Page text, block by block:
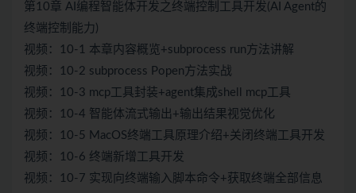
第10章 AI编程智能体开发之终端控制工具开发(AI Agent的
终端控制能力)
视频：10-1 本章内容概览+subprocess run方法讲解
视频：10-2 subprocess Popen方法实战
视频：10-3 mcp工具封装+agent集成shell mcp工具
视频：10-4 智能体流式输出+输出结果视觉优化
视频：10-5 MacOS终端工具原理介绍+关闭终端工具开发
视频：10-6 终端新增工具开发
视频：10-7 实现向终端输入脚本命令+获取终端全部信息